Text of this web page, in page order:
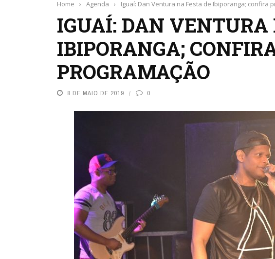
Home › Agenda › Iguaí: Dan Ventura na Festa de Ibiporanga; confira
IGUAÍ: DAN VENTURA
IBIPORANGA;
PROGRAMAÇÃO
8 DE MAIO DE 2019 0